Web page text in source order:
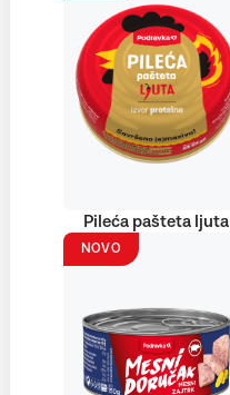
Pileća pašteta ljuta
NOVO